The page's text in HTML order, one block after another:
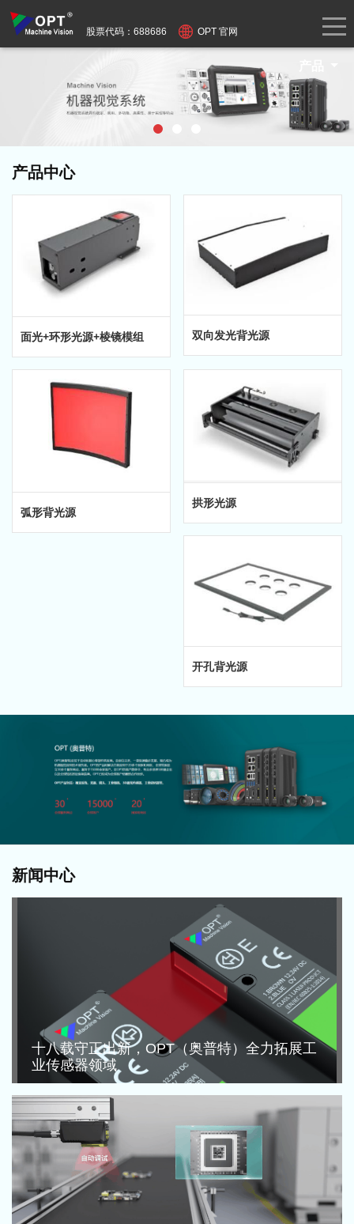
股票代码：688686 OPT 官网
产品中心
面光+环形光源+棱镜模组 双向发光背光源
弧形背光源
拱形光源
开孔背光源
新闻中心
十八载守正出新，OPT（奥普特）全力拓展工
业传感器领域